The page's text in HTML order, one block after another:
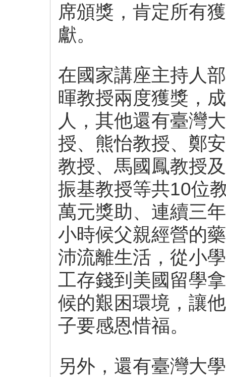
席頒獎，肯定所有
獻。
在國家講座主持人
暉教授兩度獲獎，
人，其他還有臺灣
授、熊怡教授、鄭
教授、馬國鳳教授
振基教授等共10位
萬元獎助、連續三
小時候父親經營的
沛流離生活，從小
工存錢到美國留學
候的艱困環境，讓
子要感恩惜福。
另外，還有臺灣大